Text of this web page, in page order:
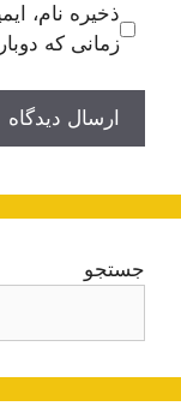
ذخیره نام،
زمانی که
جستجو